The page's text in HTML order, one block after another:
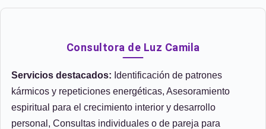
Consultora de Luz Camila
Servicios destacados: Identificación de patrones
kármicos y repeticiones energéticas, Asesoramiento
espiritual para el crecimiento interior y desarrollo
personal, Consultas individuales o de pareja para